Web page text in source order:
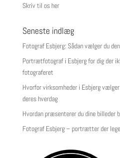
Skriv til os her
Seneste indlæg
Fotograf Esbjerg: Sådan vælger du
Portrætfotograf i Esbjerg for dig der
fotograferet
Hvorfor virksomheder i Esbjerg
deres hverdag
Hvordan præsenterer du dine billeder
Fotograf Esbjerg – portrætter der